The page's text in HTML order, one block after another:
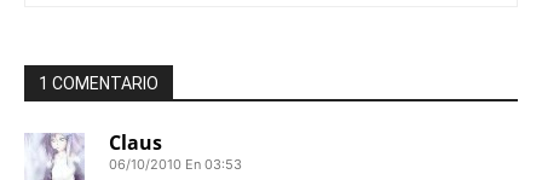
1 COMENTARIO
Claus
06/10/2010 En 03:53